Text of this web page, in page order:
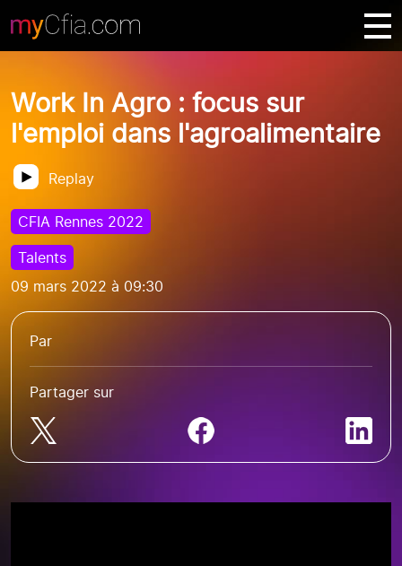
Work In Agro : focus sur
l'emploi dans l'agroalimentaire
Replay
CFIA Rennes 2022
Talents
09 mars 2022 à 09:30
Par
Partager sur